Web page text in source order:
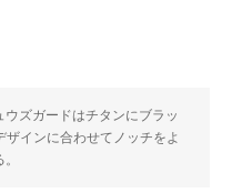
ズガードはチタンにブラッ
インに合わせてノッチをよ